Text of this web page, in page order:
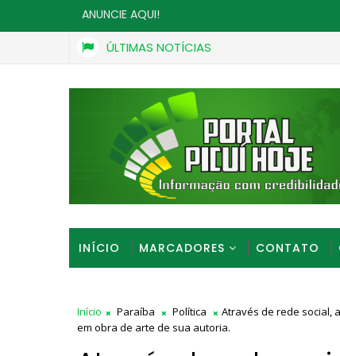
ANUNCIE AQUI!
ÚLTIMAS NOTÍCIAS
INÍCIO MARCADORES CONTATO
Início Paraíba Política
Através de rede social,
em obra de arte de sua autoria.